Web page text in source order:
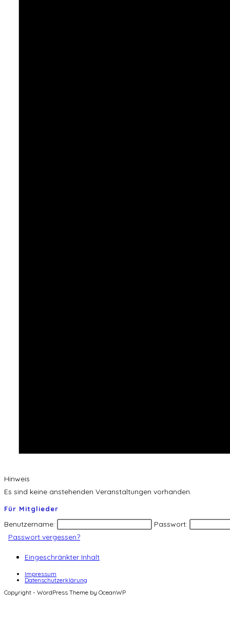
Hinweis
Es sind keine anstehenden Veranstaltungen vorhanden.
Für Mitglieder
Benutzername:
Passwort:
Passwort vergessen?
Eingeschränkter Inhalt
Impressum
Datenschutzerklärung
Copyright - WordPress Theme by OceanWP